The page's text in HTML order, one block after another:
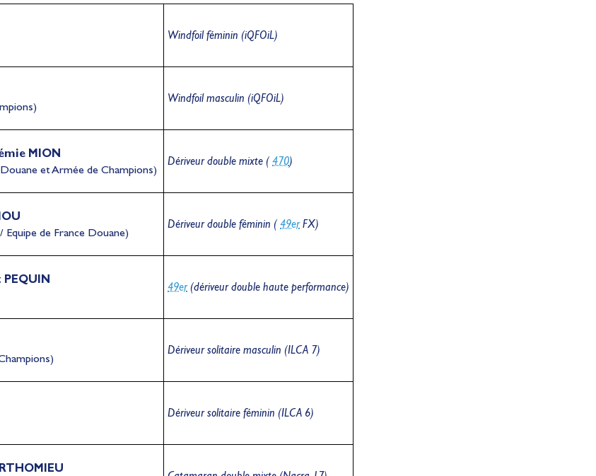
Windfoil féminin (iQFOiL)
Windfoil masculin (iQFOiL)
MION
et Armée de Champions)
Dériveur double mixte ( 470)
Equipe de France Douane)
Dériveur double féminin ( 49erFX)
49er(dériveur double haute performance)
Dériveur solitaire masculin (ILCA 7)
Dériveur solitaire féminin (ILCA 6)